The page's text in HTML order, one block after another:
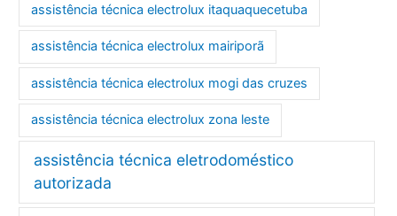
assistência técnica electrolux itaquaquecetuba
assistência técnica electrolux mairiporã
assistência técnica electrolux mogi das cruzes
assistência técnica electrolux zona leste
assistência técnica eletrodoméstico
autorizada